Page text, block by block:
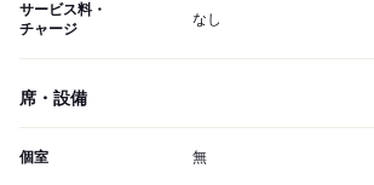
サービス料・
チャージ
なし
席・設備
個室 無